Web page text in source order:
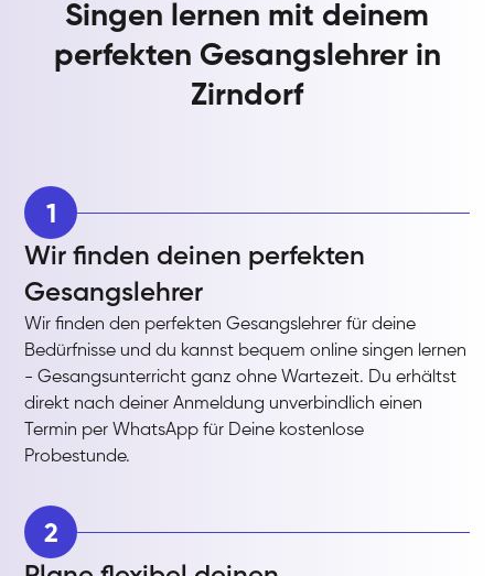
Singen lernen mit deinem
perfekten Gesangslehrer in
Zirndorf
1
Wir finden deinen perfekten
Gesangslehrer
Wir finden den perfekten Gesangslehrer für deine
Bedürfnisse und du kannst bequem online singen lernen
- Gesangsunterricht ganz ohne Wartezeit. Du erhältst
direkt nach deiner Anmeldung unverbindlich einen
Termin per WhatsApp für Deine kostenlose
Probestunde.
2